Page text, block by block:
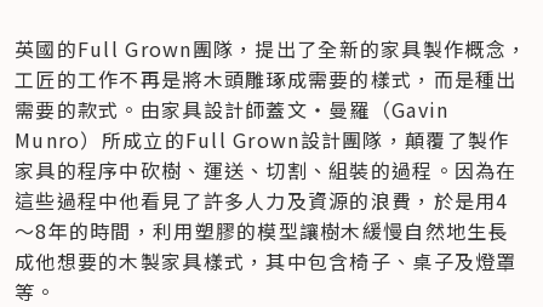
英國的Full Grown團隊，提出了全新的家具製作概念，
工匠的工作不再是將木頭雕琢成需要的樣式，而是種出
需要的款式。由家具設計師蓋文‧曼羅（Gavin
Munro）所成立的Full Grown設計團隊，顛覆了製作
家具的程序中砍樹、運送、切割、組裝的過程。因為在
這些過程中他看見了許多人力及資源的浪費，於是用4
～8年的時間，利用塑膠的模型讓樹木緩慢自然地生長
成他想要的木製家具樣式，其中包含椅子、桌子及燈罩
等。